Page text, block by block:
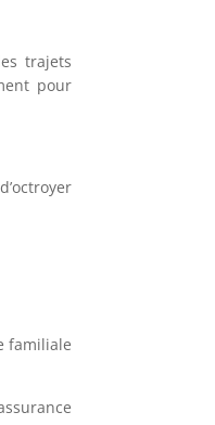
trajets
pour
familiale